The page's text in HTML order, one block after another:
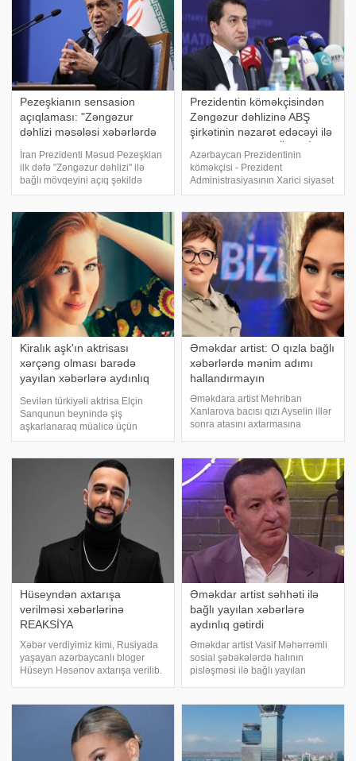
Pezeşkianın sensasion
açıqlaması: "Zəngəzur
dəhlizi məsələsi xəbərlərdə
şişirdildiyi kimi deyil"
İran Prezidenti Məsud Pezeşkian
ilk dəfə "Zəngəzur dəhlizi" ilə
bağlı mövqeyini açıq şəkildə
bəyan edib. -a istinadən xəbər
ətrafında yaradılan ajiotaj
həqiqəti tam əks etdirmir:
Prezidentin köməkçisindən
Zəngəzur dəhlizinə ABŞ
şirkətinin nəzarət edəcəyi ilə
Azərbaycan Prezidentinin
köməkçisi - Prezident
Administrasiyasının Xarici siyasət
məsələləri şöbəsinin müdiri
Zəngəzur dəhlizi layihəsində
roluna dair yayılan xəbərlərə
münasibət bildirib. O
Kiralık aşk'ın aktrisası
xərçəng olması barədə
yayılan xəbərlərə aydınlıq
Sevilən türkiyəli aktrisa Elçin
Sanqunun beynində şiş
aşkarlanaraq müalicə üçün
xaricə getdiyi iddia edilib. Türkiyə
ki, Sanqu sosial media
hesabında televiziya
proqramında səsləndirilən iddian
Əməkdar artist: O qızla bağlı
xəbərlərdə mənim adımı
hallandırmayın
Əməkdara artist Mehriban
Xanlarova bacısı qızı Ayselin illər
sonra atasını axtarmasına
verilişində danışıb. Aktrisa adının
bacısı qızı ilə bağlı xəbərlərd
Hüseyndən axtarışa
verilməsi xəbərlərinə
REAKSİYA
Xəbər verdiyimiz kimi, Rusiyada
yaşayan azərbaycanlı bloger
Hüseyn Həsənov axtarışa verilib.
bunları bildirib:. "Dostlar,
narahatlığınıza və səmim
Əməkdar artist səhhəti ilə
bağlı yayılan xəbərlərə
aydınlıq gətirdi
Əməkdar artist Vasif Məhərrəmli
sosial şəbəkələrdə halının
pisləşməsi ilə bağlı yayılan
il öncəyə aid olduğunu bildirib.
Hazırda xarici ölkədə istirahətdə
olduğun